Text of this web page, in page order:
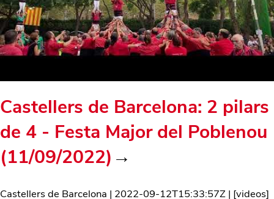
Castellers de Barcelona: 2 pilars
de 4 - Festa Major del Poblenou
(11/09/2022) →
Castellers de Barcelona | 2022-09-12T15:33:57Z | [videos]